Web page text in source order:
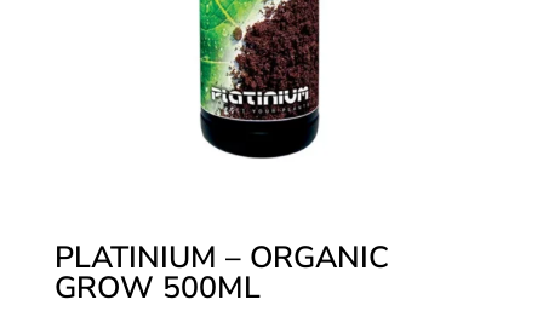
PLATINIUM – ORGANIC
GROW 500ML